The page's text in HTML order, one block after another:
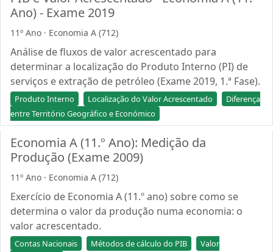
Ano) - Exame 2019
11º Ano · Economia A (712)
Análise de fluxos de valor acrescentado para
determinar a localização do Produto Interno (PI) de
serviços e extração de petróleo (Exame 2019, 1.ª Fase).
Produto Interno Localização do Valor Acrescentado
Diferença
entre Território Geográfico e Económico
Economia A (11.º Ano): Medição da
Produção (Exame 2009)
11º Ano · Economia A (712)
Exercício de Economia A (11.º ano) sobre como se
determina o valor da produção numa economia: o
valor acrescentado.
Contas Nacionais Métodos de cálculo do PIB
Valor